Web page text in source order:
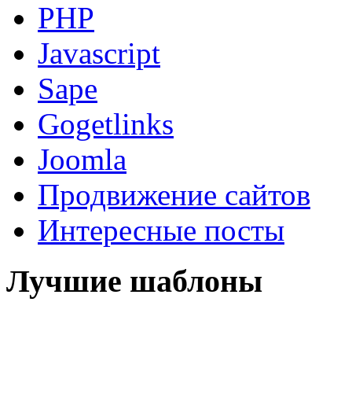
PHP
Javascript
Sape
Gogetlinks
Joomla
Продвижение сайтов
Интересные посты
Лучшие шаблоны